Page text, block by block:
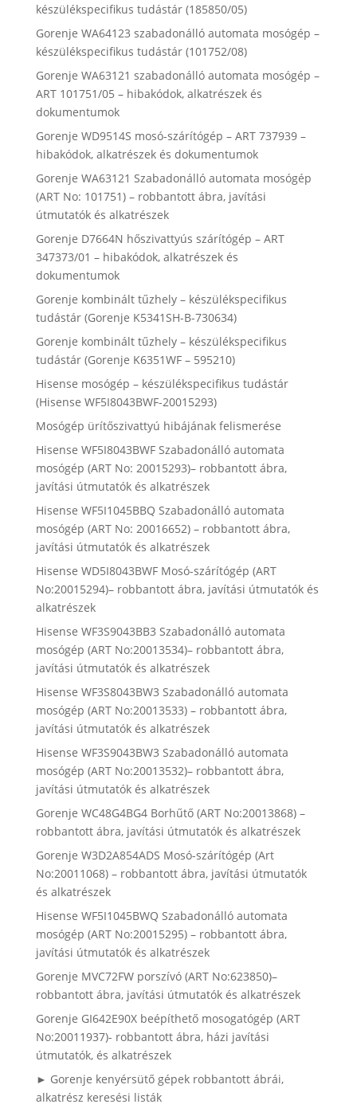
készülékspecifikus tudástár (185850/05)
Gorenje WA64123 szabadonálló automata mosógép –
készülékspecifikus tudástár (101752/08)
Gorenje WA63121 szabadonálló automata mosógép –
ART 101751/05 – hibakódok, alkatrészek és
dokumentumok
Gorenje WD9514S mosó-szárítógép – ART 737939 –
hibakódok, alkatrészek és dokumentumok
Gorenje WA63121 Szabadonálló automata mosógép
(ART No: 101751) – robbantott ábra, javítási
útmutatók és alkatrészek
Gorenje D7664N hőszivattyús szárítógép – ART
347373/01 – hibakódok, alkatrészek és
dokumentumok
Gorenje kombinált tűzhely – készülékspecifikus
tudástár (Gorenje K5341SH-B-730634)
Gorenje kombinált tűzhely – készülékspecifikus
tudástár (Gorenje K6351WF – 595210)
Hisense mosógép – készülékspecifikus tudástár
(Hisense WF5I8043BWF-20015293)
Mosógép ürítőszivattyú hibájának felismerése
Hisense WF5I8043BWF Szabadonálló automata
mosógép (ART No: 20015293)– robbantott ábra,
javítási útmutatók és alkatrészek
Hisense WF5I1045BBQ Szabadonálló automata
mosógép (ART No: 20016652) – robbantott ábra,
javítási útmutatók és alkatrészek
Hisense WD5I8043BWF Mosó-szárítógép (ART
No:20015294)– robbantott ábra, javítási útmutatók és
alkatrészek
Hisense WF3S9043BB3 Szabadonálló automata
mosógép (ART No:20013534)– robbantott ábra,
javítási útmutatók és alkatrészek
Hisense WF3S8043BW3 Szabadonálló automata
mosógép (ART No:20013533) – robbantott ábra,
javítási útmutatók és alkatrészek
Hisense WF3S9043BW3 Szabadonálló automata
mosógép (ART No:20013532)– robbantott ábra,
javítási útmutatók és alkatrészek
Gorenje WC48G4BG4 Borhűtő (ART No:20013868) –
robbantott ábra, javítási útmutatók és alkatrészek
Gorenje W3D2A854ADS Mosó-szárítógép (Art
No:20011068) – robbantott ábra, javítási útmutatók
és alkatrészek
Hisense WF5I1045BWQ Szabadonálló automata
mosógép (ART No:20015295) – robbantott ábra,
javítási útmutatók és alkatrészek
Gorenje MVC72FW porszívó (ART No:623850)–
robbantott ábra, javítási útmutatók és alkatrészek
Gorenje GI642E90X beépíthető mosogatógép (ART
No:20011937)- robbantott ábra, házi javítási
útmutatók, és alkatrészek
► Gorenje kenyérsütő gépek robbantott ábrái,
alkatrész keresési listák